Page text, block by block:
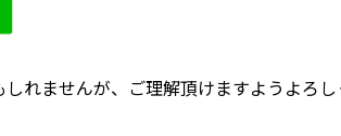
れませんが、ご理解頂けますようよろ